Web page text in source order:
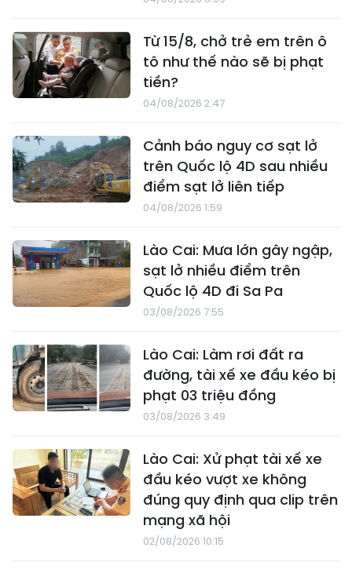
Từ 15/8, chở trẻ em trên ô
tô như thế nào sẽ bị phạt
tiền?
04/08/2026 2:47
Cảnh báo nguy cơ sạt lở
trên Quốc lộ 4D sau nhiều
điểm sạt lở liên tiếp
04/08/2026 1:59
Lào Cai: Mưa lớn gây ngập,
sạt lở nhiều điểm trên
Quốc lộ 4D đi Sa Pa
03/08/2026 7:55
Lào Cai: Làm rơi đất ra
đường, tài xế xe đầu kéo bị
phạt 03 triệu đồng
03/08/2026 3:49
Lào Cai: Xử phạt tài xế xe
đầu kéo vượt xe không
đúng quy định qua clip trên
mạng xã hội
02/08/2026 10:15